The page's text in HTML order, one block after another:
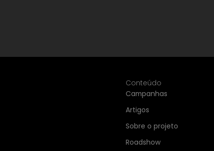
Conteúdo
Campanhas
Artigos
Sobre o projeto
Roadshow